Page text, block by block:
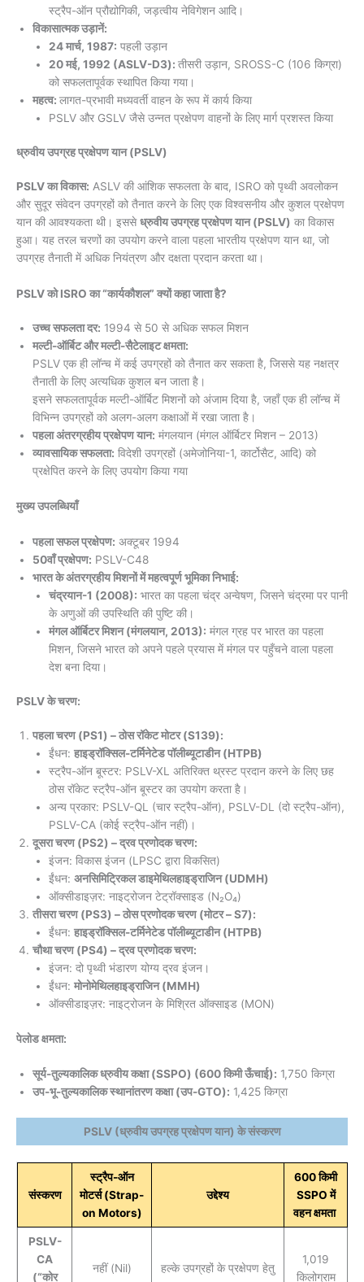
स्ट्रैप-ऑन प्रौद्योगिकी, जड़त्वीय नेविगेशन आदि।
विकासात्मक उड़ानें:
24 मार्च, 1987: पहली उड़ान
20 मई, 1992 (ASLV-D3): तीसरी उड़ान, SROSS-C (106 किग्रा)
को सफलतापूर्वक स्थापित किया गया।
महत्व: लागत-प्रभावी मध्यवर्ती वाहन के रूप में कार्य किया
PSLV और GSLV जैसे उन्नत प्रक्षेपण वाहनों के लिए मार्ग प्रशस्त किया
ध्रुवीय उपग्रह प्रक्षेपण यान (PSLV)
PSLV का विकास: ASLV की आंशिक सफलता के बाद, ISRO को पृथ्वी अवलोकन
और सुदूर संवेदन उपग्रहों को तैनात करने के लिए एक विश्वसनीय और कुशल प्रक्षेपण
यान की आवश्यकता थी। इससेध्रुवीय उपग्रह प्रक्षेपण यान (PSLV) का विकास
हुआ। यह तरल चरणों का उपयोग करने वाला पहला भारतीय प्रक्षेपण यान था, जो
उपग्रह तैनाती में अधिक नियंत्रण और दक्षता प्रदान करता था।
PSLV को ISRO का “कार्यकौशल” क्यों कहा जाता है?
उच्च सफलता दर: 1994 से 50 से अधिक सफल मिशन
मल्टी-ऑर्बिट और मल्टी-सैटेलाइट क्षमता:
PSLV एक ही लॉन्च में कई उपग्रहों को तैनात कर सकता है, जिससे यह नक्षत्र
तैनाती के लिए अत्यधिक कुशल बन जाता है।
इसने सफलतापूर्वक मल्टी-ऑर्बिट मिशनों को अंजाम दिया है, जहाँ एक ही लॉन्च में
विभिन्न उपग्रहों को अलग-अलग कक्षाओं में रखा जाता है।
पहला अंतरग्रहीय प्रक्षेपण यान: मंगलयान (मंगल ऑर्बिटर मिशन – 2013)
व्यावसायिक सफलता: विदेशी उपग्रहों (अमेजोनिया-1, कार्टोसैट, आदि) को
प्रक्षेपित करने के लिए उपयोग किया गया
मुख्य उपलब्धियाँ
पहला सफल प्रक्षेपण: अक्टूबर 1994
50वाँ प्रक्षेपण: PSLV-C48
भारत के अंतरग्रहीय मिशनों में महत्वपूर्ण भूमिका निभाई:
चंद्रयान-1 (2008): भारत का पहला चंद्र अन्वेषण, जिसने चंद्रमा पर पानी
के अणुओं की उपस्थिति की पुष्टि की।
मंगल ऑर्बिटर मिशन (मंगलयान, 2013): मंगल ग्रह पर भारत का पहला
मिशन, जिसने भारत को अपने पहले प्रयास में मंगल पर पहुँचने वाला पहला
देश बना दिया।
PSLV के चरण:
पहला चरण (PS1) – ठोस रॉकेट मोटर (S139):
ईंधन: हाइड्रॉक्सिल-टर्मिनेटेड पॉलीब्यूटाडीन (HTPB)
स्ट्रैप-ऑन बूस्टर: PSLV-XL अतिरिक्त थ्रस्ट प्रदान करने के लिए छह
ठोस रॉकेट स्ट्रैप-ऑन बूस्टर का उपयोग करता है।
अन्य प्रकार: PSLV-QL (चार स्ट्रैप-ऑन), PSLV-DL (दो स्ट्रैप-ऑन),
PSLV-CA (कोई स्ट्रैप-ऑन नहीं)।
दूसरा चरण (PS2) – द्रव प्रणोदक चरण:
इंजन: विकास इंजन (LPSC द्वारा विकसित)
ईंधन: अनसिमिट्रिकल डाइमेथिलहाइड्राजिन (UDMH)
ऑक्सीडाइज़र: नाइट्रोजन टेट्रॉक्साइड (N₂O₄)
तीसरा चरण (PS3) – ठोस प्रणोदक चरण (मोटर – S7):
ईंधन: हाइड्रॉक्सिल-टर्मिनेटेड पॉलीब्यूटाडीन (HTPB)
चौथा चरण (PS4) – द्रव प्रणोदक चरण:
इंजन: दो पृथ्वी भंडारण योग्य द्रव इंजन।
ईंधन: मोनोमेथिलहाइड्राजिन (MMH)
ऑक्सीडाइज़र: नाइट्रोजन के मिश्रित ऑक्साइड (MON)
पेलोड क्षमता:
सूर्य-तुल्यकालिक ध्रुवीय कक्षा (SSPO) (600 किमी ऊँचाई): 1,750 किग्रा
उप-भू-तुल्यकालिक स्थानांतरण कक्षा (उप-GTO): 1,425 किग्रा
PSLV (ध्रुवीय उपग्रह प्रक्षेपण यान) के संस्करण
संस्करण
स्ट्रैप-ऑन
मोटर्स (Strap-
on Motors)
उद्देश्य
600 किमी
SSPO में
वहन क्षमता
PSLV-
CA
(“कोर
नहीं (Nil) हल्के उपग्रहों के प्रक्षेपण हेतु
1,019
किलोग्राम